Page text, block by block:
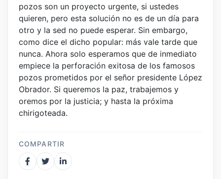
pozos son un proyecto urgente, si ustedes
quieren, pero esta solución no es de un día para
otro y la sed no puede esperar. Sin embargo,
como dice el dicho popular: más vale tarde que
nunca. Ahora solo esperamos que de inmediato
empiece la perforación exitosa de los famosos
pozos prometidos por el señor presidente López
Obrador. Si queremos la paz, trabajemos y
oremos por la justicia; y hasta la próxima
chirigoteada.
COMPARTIR